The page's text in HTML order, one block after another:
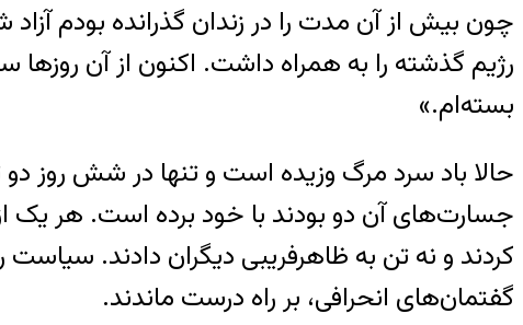
چون بیش از آن مدت را در زندان گذرانده بودم
رژیم گذشته را به همراه داشت. اکنون از آن
بسته‌ام.»
حالا باد سرد مرگ وزیده است و تنها در شش روز دو
جسارت‌های آن دو بودند با خود برده است. هر یک از
کردند و نه تن به ظاهرفریبی دیگران دادند.
گفتمان‌های انحرافی، بر راه درست ماندند.